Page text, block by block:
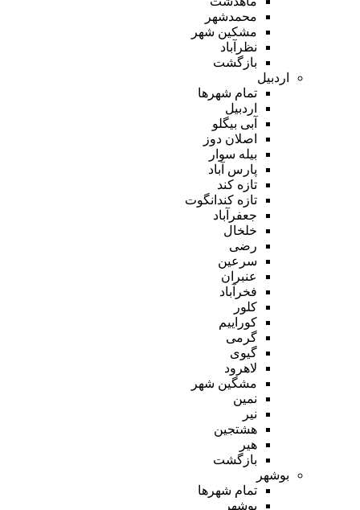
محمدشهر
مشکین شهر
نظرآباد
بازگشت
اردبیل
تمام شهر‌ها
اردبیل
آبی بیگلو
اصلان دوز
بیله سوار
پارس آباد
تازه کند
تازه کندانگوت
جعفرآباد
خلخال
رضی
سرعین
عنبران
فخرآباد
کلور
کوراییم
گرمی
گیوی
لاهرود
مشگین شهر
نمین
نیر
هشتجین
هیر
بازگشت
بوشهر
تمام شهر‌ها
بوشهر